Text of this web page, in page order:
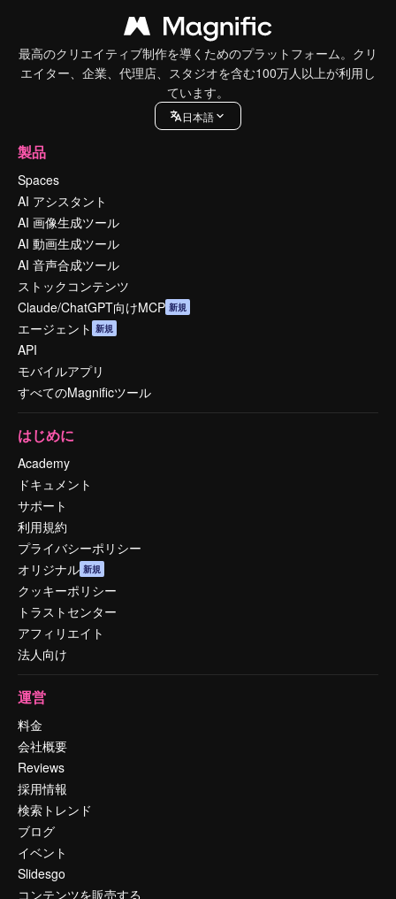
最高のクリエイティブ制作を導くためのプラットフォーム。クリ
エイター、企業、代理店、スタジオを含む100万人以上が利用し
ています。
日本語
製品
Spaces
AI アシスタント
AI 画像生成ツール
AI 動画生成ツール
AI 音声合成ツール
ストックコンテンツ
Claude/ChatGPT向けMCP 新規
エージェント 新規
API
モバイルアプリ
すべてのMagnificツール
はじめに
Academy
ドキュメント
サポート
利用規約
プライバシーポリシー
オリジナル 新規
クッキーポリシー
トラストセンター
アフィリエイト
法人向け
運営
料金
会社概要
Reviews
採用情報
検索トレンド
ブログ
イベント
Slidesgo
コンテンツを販売する